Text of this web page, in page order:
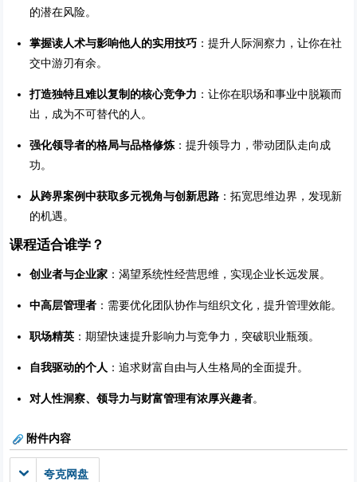
的潜在风险。
掌握读人术与影响他人的实用技巧 ：提升人际洞察力，让你在社
交中游刃有余。
打造独特且难以复制的核心竞争力 ：让你在职场和事业中脱颖而
出，成为不可替代的人。
强化领导者的格局与品格修炼：提升领导力，带动团队走向成
功。
从跨界案例中获取多元视角与创新思路 ：拓宽思维边界，发现新
的机遇。
课程适合谁学？
创业者与企业家 ：渴望系统性经营思维，实现企业长远发展。
中高层管理者 ：需要优化团队协作与组织文化，提升管理效能。
职场精英 ：期望快速提升影响力与竞争力，突破职业瓶颈。
自我驱动的个人 ：追求财富自由与人生格局的全面提升。
对人性洞察、领导力与财富管理有浓厚兴趣者。
附件内容
夸克网盘